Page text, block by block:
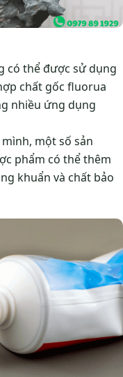
có thể được sử dụng
chất gốc fluorua
nhiều ứng dụng
một số sản
phẩm có thể thêm
khuẩn và chất bảo